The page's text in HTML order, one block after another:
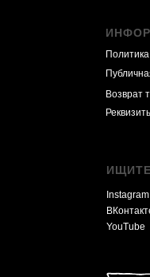
Instagram
YouTube
Возврат